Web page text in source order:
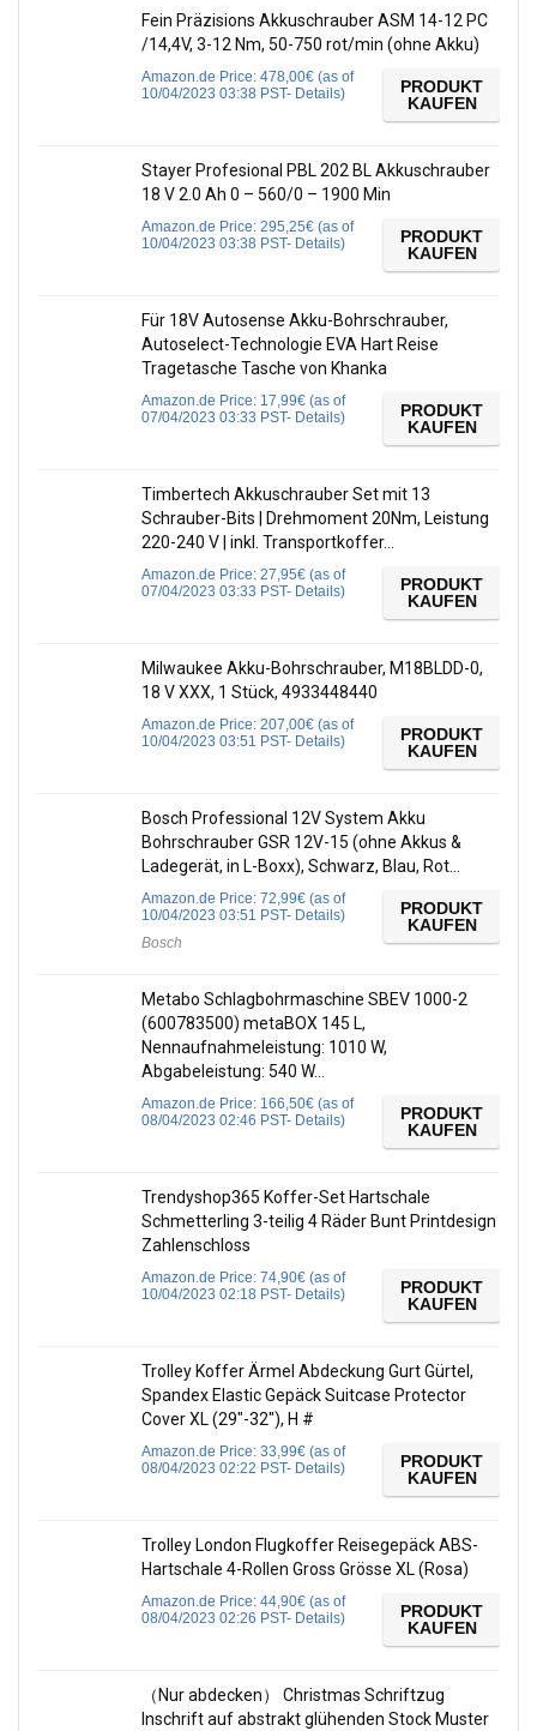
Fein Präzisions Akkuschrauber ASM 14-12 PC
/14,4V, 3-12 Nm, 50-750 rot/min (ohne Akku)
Amazon.de Price: 478,00€ (as of
10/04/2023 03:38 PST- Details)
PRODUKT
KAUFEN
Stayer Profesional PBL 202 BL Akkuschrauber
18 V 2.0 Ah 0 – 560/0 – 1900 Min
Amazon.de Price: 295,25€ (as of
10/04/2023 03:38 PST- Details)
PRODUKT
KAUFEN
Für 18V Autosense Akku-Bohrschrauber,
Autoselect-Technologie EVA Hart Reise
Tragetasche Tasche von Khanka
Amazon.de Price: 17,99€ (as of
07/04/2023 03:33 PST- Details)
PRODUKT
KAUFEN
Timbertech Akkuschrauber Set mit 13
Schrauber-Bits | Drehmoment 20Nm, Leistung
220-240 V | inkl. Transportkoffer…
Amazon.de Price: 27,95€ (as of
07/04/2023 03:33 PST- Details)
PRODUKT
KAUFEN
Milwaukee Akku-Bohrschrauber, M18BLDD-0,
18 V XXX, 1 Stück, 4933448440
Amazon.de Price: 207,00€ (as of
10/04/2023 03:51 PST- Details)
PRODUKT
KAUFEN
Bosch Professional 12V System Akku
Bohrschrauber GSR 12V-15 (ohne Akkus &
Ladegerät, in L-Boxx), Schwarz, Blau, Rot…
Amazon.de Price: 72,99€ (as of
10/04/2023 03:51 PST- Details)
Bosch
PRODUKT
KAUFEN
Metabo Schlagbohrmaschine SBEV 1000-2
(600783500) metaBOX 145 L,
Nennaufnahmeleistung: 1010 W,
Abgabeleistung: 540 W…
Amazon.de Price: 166,50€ (as of
08/04/2023 02:46 PST- Details)
PRODUKT
KAUFEN
Trendyshop365 Koffer-Set Hartschale
Schmetterling 3-teilig 4 Räder Bunt Printdesign
Zahlenschloss
Amazon.de Price: 74,90€ (as of
10/04/2023 02:18 PST- Details)
PRODUKT
KAUFEN
Trolley Koffer Ärmel Abdeckung Gurt Gürtel,
Spandex Elastic Gepäck Suitcase Protector
Cover XL (29″-32″), H #
Amazon.de Price: 33,99€ (as of
08/04/2023 02:22 PST- Details)
PRODUKT
KAUFEN
Trolley London Flugkoffer Reisegepäck ABS-
Hartschale 4-Rollen Gross Grösse XL (Rosa)
Amazon.de Price: 44,90€ (as of
08/04/2023 02:26 PST- Details)
PRODUKT
KAUFEN
（Nur abdecken） Christmas Schriftzug
Inschrift auf abstrakt glühenden Stock Muster